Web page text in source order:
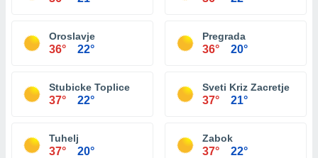
Oroslavje
36° 22°
Pregrada
36° 20°
Stubicke Toplice
37° 22°
Sveti Kriz Zacretje
37° 21°
Tuhelj
37° 20°
Zabok
37° 22°